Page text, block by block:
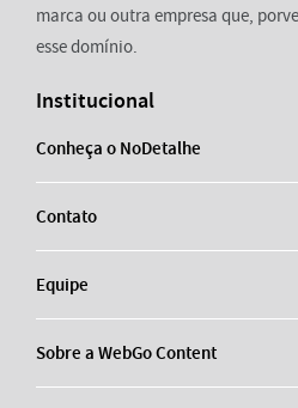
marca ou outra empresa que,
esse domínio.
Institucional
Conheça o NoDetalhe
Contato
Equipe
Sobre a WebGo Content